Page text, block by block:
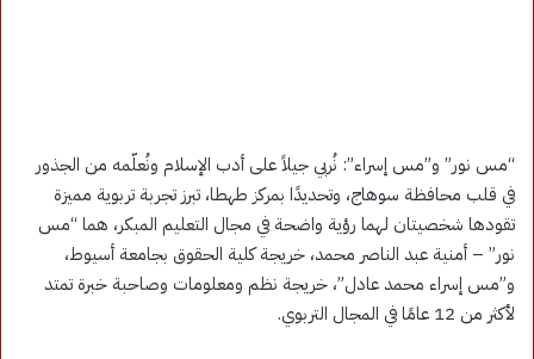
“مس نور” و”مس إسراء”: نُربي جيلاً على أدب الإسلام ونُعلّمه من الجذور
في قلب محافظة سوهاج، وتحديدًا بمركز طهطا، تبرز تجربة تربوية مميزة
تقودها شخصيتان لهما رؤية واضحة في مجال التعليم المبكر، هما “مس
نور” – أمنية عبد الناصر محمد، خريجة كلية الحقوق بجامعة أسيوط،
و”مس إسراء محمد عادل”، خريجة نظم ومعلومات وصاحبة خبرة تمتد
لأكثر من 12 عامًا في المجال التربوي.